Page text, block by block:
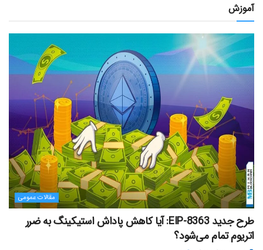
آموزش
مقالات عمومی
طرح جدید EIP-8363: آیا کاهش پاداش استیکینگ به ضرر
اتریوم تمام می‌شود؟